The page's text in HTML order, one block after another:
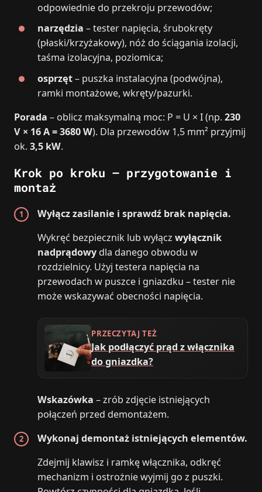
odpowiednie do przekroju przewodów;
narzędzia – tester napięcia, śrubokręty
(płaski/krzyżakowy), nóż do ściągania izolacji,
taśma izolacyjna, poziomica;
osprzęt– puszka instalacyjna (podwójna),
ramki montażowe, wkręty/pazurki.
Porada – oblicz maksymalną moc: P = U × I (np. 230
V × 16 A = 3680 W). Dla przewodów 1,5 mm² przyjmij
ok. 3,5 kW.
Krok po kroku – przygotowanie i
montaż
Wyłącz zasilanie i sprawdź brak napięcia.
Wykręć bezpiecznik lub wyłączwyłącznik
nadprądowy dla danego obwodu w
rozdzielnicy. Użyj testera napięcia na
przewodach w puszce i gniazdku – tester nie
może wskazywać obecności napięcia.
PRZECZYTAJ TEŻ
Jak podłączyć prąd z włącznika
do gniazdka?
Wskazówka – zrób zdjęcie istniejących
połączeń przed demontażem.
Wykonaj demontaż istniejących elementów.
Zdejmij klawisz i ramkę włącznika, odkręć
mechanizm i ostrożnie wyjmij go z puszki.